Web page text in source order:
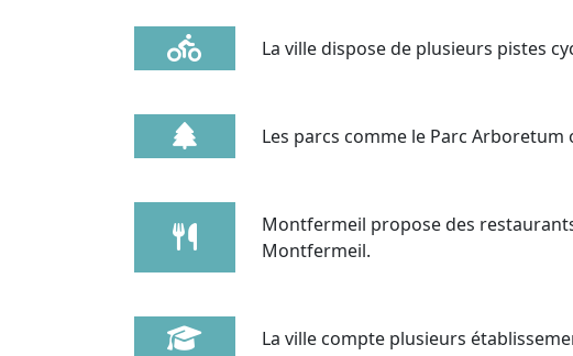
La ville dispose de plusieurs pistes
Les parcs comme le Parc
Montfermeil propose des
Montfermeil.
La ville compte plusieurs